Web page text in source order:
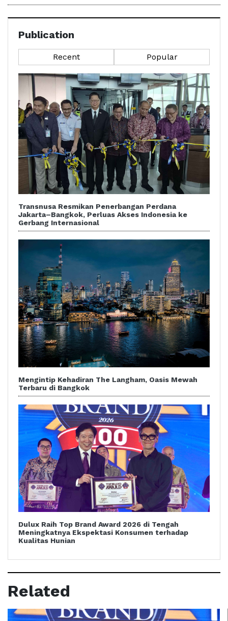
Publication
Recent Popular
Transnusa Resmikan Penerbangan Perdana
Jakarta–Bangkok, Perluas Akses Indonesia ke
Gerbang Internasional
Mengintip Kehadiran The Langham, Oasis Mewah
Terbaru di Bangkok
Dulux Raih Top Brand Award 2026 di Tengah
Meningkatnya Ekspektasi Konsumen terhadap
Kualitas Hunian
Related